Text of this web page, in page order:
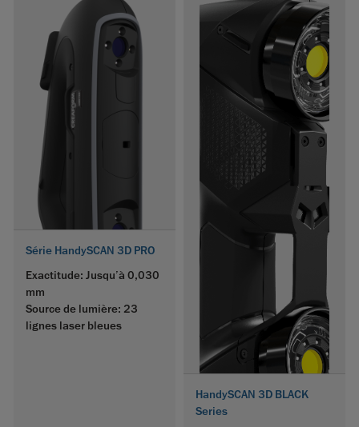
Série HandySCAN 3D PRO
Exactitude: Jusqu’à 0,030
mm
Source de lumière: 23
lignes laser bleues
HandySCAN 3D BLACK
Series